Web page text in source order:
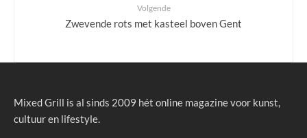
Volgende
Zwevende rots met kasteel boven Gent
Mixed Grill is al sinds 2009 hét online magazine voor kunst,
cultuur en lifestyle.